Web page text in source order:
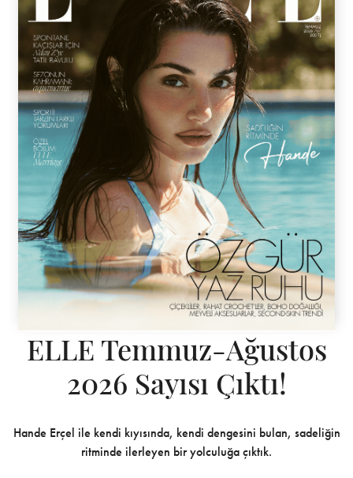
ELLE Temmuz-Ağustos
2026 Sayısı Çıktı!
Hande Erçel ile kendi kıyısında, kendi dengesini bulan, sadeliğin
ritminde ilerleyen bir yolculuğa çıktık.